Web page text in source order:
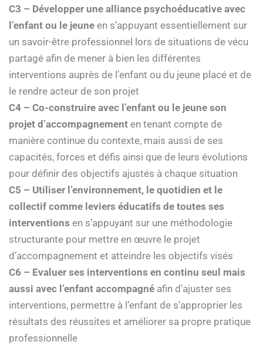
C3 – Développer une alliance psychoéducative avec
l’enfant ou le jeune en s’appuyant essentiellement sur
un savoir-être professionnel lors de situations de vécu
partagé afin de mener à bien les différentes
interventions auprès de l’enfant ou du jeune placé et de
le rendre acteur de son projet
C4 – Co-construire avec l’enfant ou le jeune son
projet d’accompagnement en tenant compte de
manière continue du contexte, mais aussi de ses
capacités, forces et défis ainsi que de leurs évolutions
pour définir des objectifs ajustés à chaque situation
C5 – Utiliser l’environnement, le quotidien et le
collectif comme leviers éducatifs de toutes ses
interventions en s’appuyant sur une méthodologie
structurante pour mettre en œuvre le projet
d’accompagnement et atteindre les objectifs visés
C6 – Evaluer ses interventions en continu seul mais
aussi avec l’enfant accompagné afin d’ajuster ses
interventions, permettre à l’enfant de s’approprier les
résultats des réussites et améliorer sa propre pratique
professionnelle